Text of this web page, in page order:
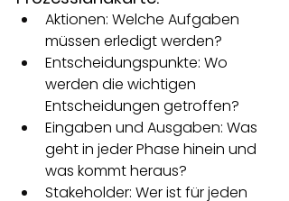
Aktionen: Welche Aufgaben
müssen erledigt werden?
Entscheidungspunkte: Wo
werden die wichtigen
Entscheidungen getroffen?
Eingaben und Ausgaben: Was
geht in jeder Phase hinein und
was kommt heraus?
Stakeholder: Wer ist für jeden